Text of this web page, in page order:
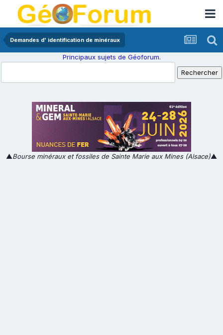
Demandes d' identification de minéraux
Principaux sujets de Géoforum.
▲Bourse minéraux et fossiles de Sainte Marie aux Mines (Alsace)▲